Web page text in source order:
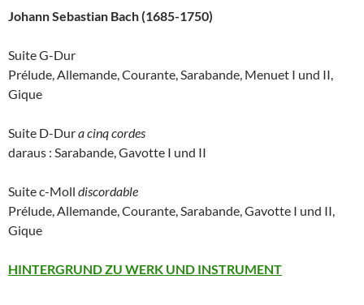
Johann Sebastian Bach (1685-1750)
Suite G-Dur
Prélude, Allemande, Courante, Sarabande, Menuet I und II,
Gique
Suite D-Dura cinq cordes
daraus : Sarabande, Gavotte I und II
Suite c-Moll discordable
Prélude, Allemande, Courante, Sarabande, Gavotte I und II,
Gique
HINTERGRUND ZU WERK UND INSTRUMENT